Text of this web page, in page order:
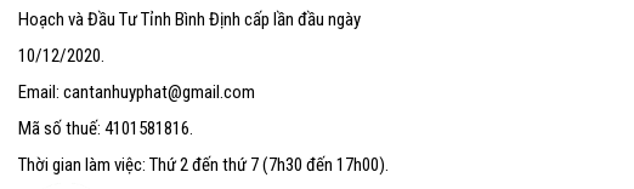
Hoạch và Đầu Tư Tỉnh Bình Định cấp lần đầu ngày
10/12/2020.
Email: cantanhuyphat@gmail.com
Mã số thuế: 4101581816.
Thời gian làm việc: Thứ 2 đến thứ 7 (7h30 đến 17h00).